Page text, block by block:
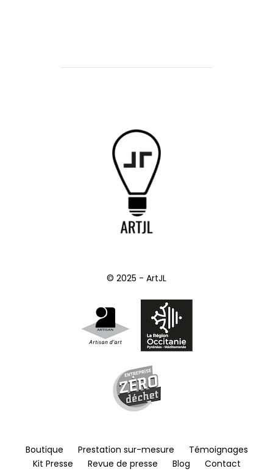
© 2025 - ArtJL
Boutique Prestation sur-mesure
Témoignages
Kit Presse
Revue de presse Blog Contact